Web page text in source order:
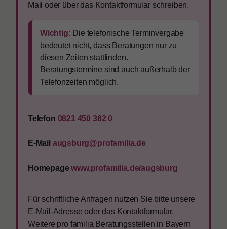
Mail oder über das Kontaktformular schreiben.
Wichtig: Die telefonische Terminvergabe
bedeutet nicht, dass Beratungen nur zu
diesen Zeiten stattfinden.
Beratungstermine sind auch außerhalb der
Telefonzeiten möglich.
Telefon 0821 450 362 0
E-Mail augsburg@profamilia.de
Homepage www.profamilia.de/augsburg
Für schriftliche Anfragen nutzen Sie bitte unsere
E-Mail-Adresse oder das Kontaktformular.
Weitere pro familia Beratungsstellen in Bayern